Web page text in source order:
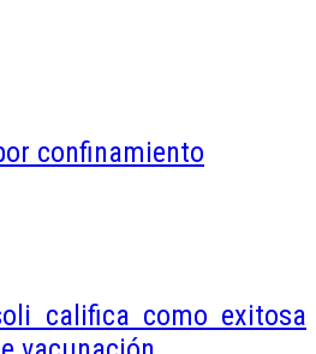
confinamiento
califica como exitosa